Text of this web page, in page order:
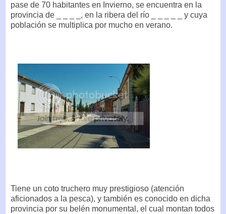
pase de 70 habitantes en Invierno, se encuentra en la
provincia de _ _ _ _, en la ribera del río _ _ _ _ _ y cuya
población se multiplica por mucho en verano.
Tiene un coto truchero muy prestigioso (atención
aficionados a la pesca), y también es conocido en dicha
provincia por su belén monumental, el cual montan todos